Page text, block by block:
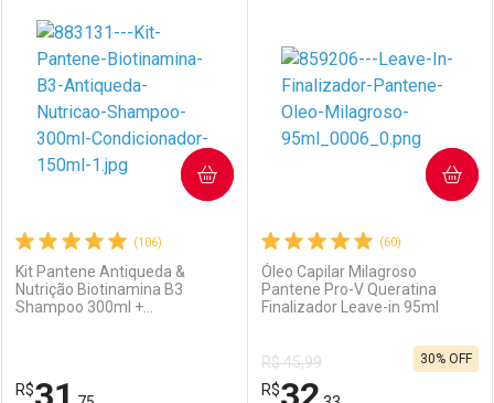
(106)
Kit Pantene Antiqueda &
Nutrição Biotinamina B3
Shampoo 300ml +
R$
COMPRAR
(60)
Óleo Capilar Milagroso
Pantene Pro-V Queratina
Finalizador Leave-in 95ml
R$ 45,99
R$
30% OFF
COMPRAR